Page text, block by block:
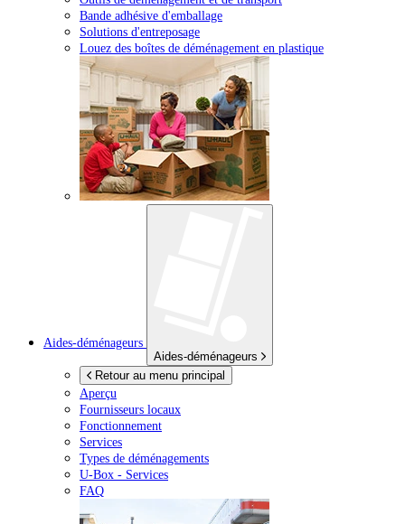
Bande adhésive d'emballage
Solutions d'entreposage
Louez des boîtes de déménagement en plastique
Aides-déménageurs
Aides-déménageurs
Retour au menu principal
Aperçu
Fournisseurs locaux
Fonctionnement
Services
Types de déménagements
U-Box - Services
FAQ